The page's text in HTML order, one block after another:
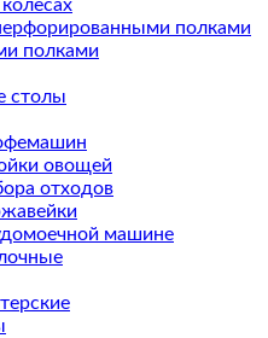
полками
полками
столы
овощей
отходов
машине